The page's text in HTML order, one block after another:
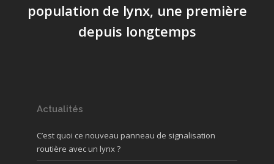
population de lynx, une première
depuis longtemps
Actualités
C’est quoi ce nouveau panneau de signalisation
routière avec un lynx ?